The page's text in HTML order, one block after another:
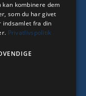
kombinere dem
som du har givet
indsamlet fra din
Privatlivspolitik